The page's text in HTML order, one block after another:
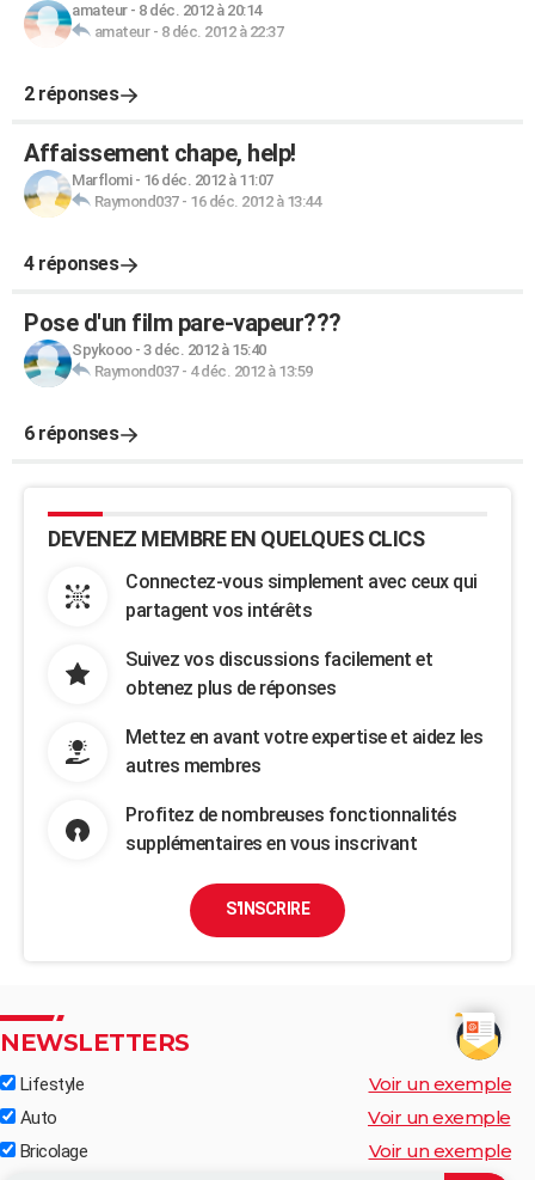
amateur- 8 déc. 2012 à 20:14
amateur- 8 déc. 2012 à 22:37
2 réponses
Affaissement chape, help!
Marflomi- 16 déc. 2012 à 11:07
Raymond037- 16 déc. 2012 à 13:44
4 réponses
Pose d'un film pare-vapeur???
Spykooo- 3 déc. 2012 à 15:40
Raymond037- 4 déc. 2012 à 13:59
6 réponses
DEVENEZ MEMBRE EN QUELQUES CLICS
Connectez-vous simplement avec ceux qui
partagent vos intérêts
Suivez vos discussions facilement et
obtenez plus de réponses
Mettez en avant votre expertise et aidez les
autres membres
Profitez de nombreuses fonctionnalités
supplémentaires en vous inscrivant
S'INSCRIRE
NEWSLETTERS
Lifestyle Voir un exemple
Auto Voir un exemple
Bricolage Voir un exemple